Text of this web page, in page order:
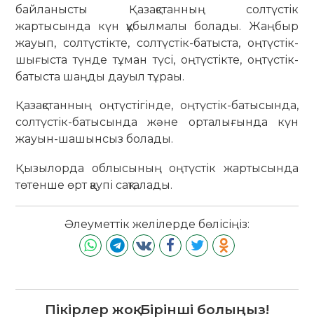
байланысты Қазақстанның солтүстік
жартысында күн құбылмалы болады. Жаңбыр
жауып, солтүстікте, солтүстік-батыста, оңтүстік-
шығыста түнде тұман түсі, оңтүстікте, оңтүстік-
батыста шаңды дауыл тұраы.
Қазақстанның оңтүстігінде, оңтүстік-батысында,
солтүстік-батысында және орталығында күн
жауын-шашынсыз болады.
Қызылорда облысының оңтүстік жартысында
төтенше өрт қаупі сақталады.
Әлеуметтік желілерде бөлісіңіз:
Пікірлер жоқ. Бірінші болыңыз!